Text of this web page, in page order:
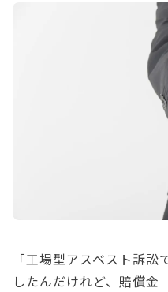
「工場型アスベスト訴
したんだけれど、賠償金